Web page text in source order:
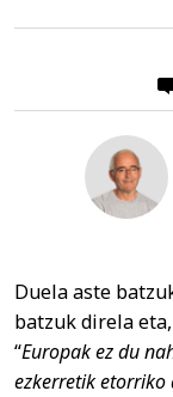
Duela aste
batzuk direla
“Europak ez du
ezkerretik etorriko